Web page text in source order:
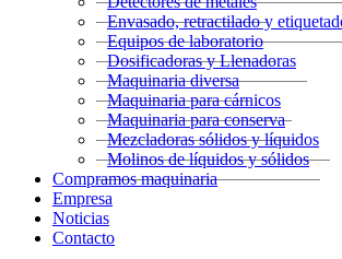
Envasado, retractilado y
Equipos de laboratorio
Dosificadoras y Llenadoras
Maquinaria diversa
Maquinaria para cárnicos
Maquinaria para conserva
Mezcladoras sólidos y líquidos
Molinos de líquidos y sólidos
Compramos maquinaria
Empresa
Noticias
Contacto